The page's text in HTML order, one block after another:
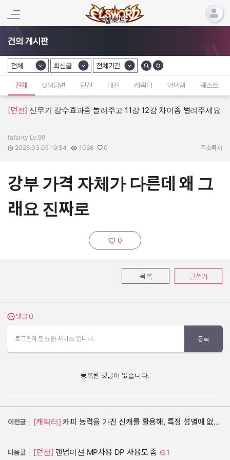
건의 게시판
카테고리 선택
전체
카테고리 선택
최신글
카테고리 선택
전체기간
전체 GM답변 던전 대전 캐릭터 아이템 퀘스트
[던전] 신무기 강수효과좀 돌려주고 11강 12강 차이좀 벌려주세요
작성자:
fafanty Lv.99
작성일:
2025.03.05 19:34
조회수:
1098
추천수:
0 주소복사
강부 가격 자체가 다른데 왜 그
래요 진짜로
추천하기:
0
목록 글쓰기
댓글 보기
댓글 0
로그인이 필요한 서비스 입니다. 등록
등록된 댓글이 없습니다.
이전글 [캐릭터] 카피 능력을 가진 신캐를 활용해, 특정 성별에 없는 직업 추가
다음글 [던전] 랜덤미션 MP사용 DP 사용도 좀 1